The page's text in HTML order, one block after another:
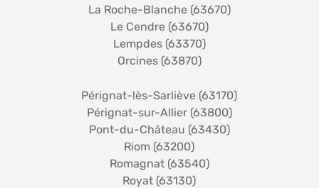
La Roche-Blanche (63670)
Le Cendre (63670)
Lempdes (63370)
Orcines (63870)
Pérignat-lès-Sarliève (63170)
Pérignat-sur-Allier (63800)
Pont-du-Château (63430)
Riom (63200)
Romagnat (63540)
Royat (63130)